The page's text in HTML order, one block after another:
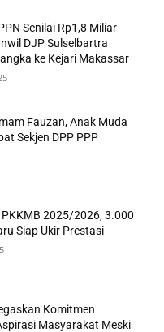
Senilai Rp1,8 Miliar
DJP Sulselbartra
ke Kejari Makassar
Fauzan, Anak Muda
Sekjen DPP PPP
PKKMB 2025/2026, 3.000
Siap Ukir Prestasi
Komitmen
Masyarakat Meski